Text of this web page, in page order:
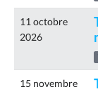
11 octobre
2026
15 novembre